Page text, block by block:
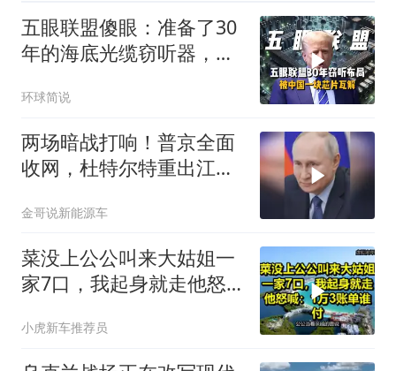
五眼联盟傻眼：准备了30
年的海底光缆窃听器，被
环球简说
两场暗战打响！普京全面
收网，杜特尔特重出江
点，哪个先崩？
金哥说新能源车
菜没上公公叫来大姑姐一
家7口，我起身就走他怒
小虎新车推荐员